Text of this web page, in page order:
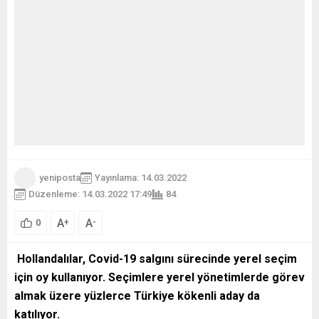
yeniposta
Yayınlama: 14.03.2022
Düzenleme: 14.03.2022 17:49
84
0 A+ A-
Hollandalılar, Covid-19 salgını sürecinde yerel seçim
için oy kullanıyor. Seçimlere yerel yönetimlerde görev
almak üzere yüzlerce Türkiye kökenli aday da
katılıyor.